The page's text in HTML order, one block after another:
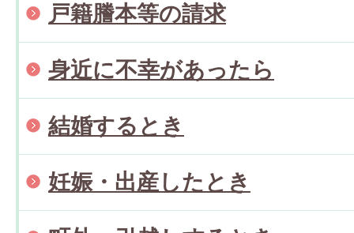
戸籍謄本等の請求
身近に不幸があったら
結婚するとき
妊娠・出産したとき